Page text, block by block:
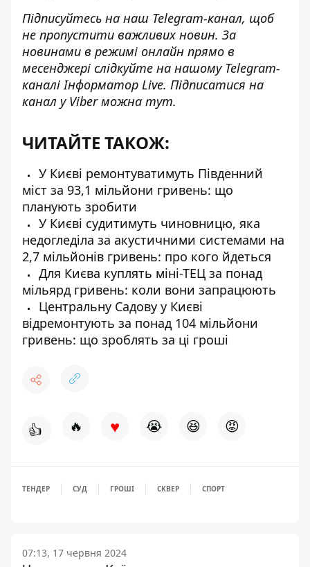
Підписуйтесь на наш Telegram-канал, щоб
не пропустити важливих новин. За
новинами в режимі онлайн прямо в
месенджері слідкуйте на нашому Telegram-
каналіІнформатор Live. Підписатися на
канал у Viber можна тут.
ЧИТАЙТЕ ТАКОЖ:
У Києві ремонтуватимуть Південний
міст за 93,1 мільйони гривень: що
планують зробити
У Києві судитимуть чиновницю, яка
недогледіла за акустичними системами на
2,7 мільйонів гривень: про кого йдеться
Для Києва куплять міні-ТЕЦ за понад
мільярд гривень: коли вони запрацюють
Центральну Садову у Києві
відремонтують за понад 104 мільйони
гривень: що зроблять за ці гроші
👍 🔥 ♥ 😭 😆 😡
ТЕНДЕР СУД ГРОШІ СКВЕР СПОРТ
07:13, 17 червня 2024